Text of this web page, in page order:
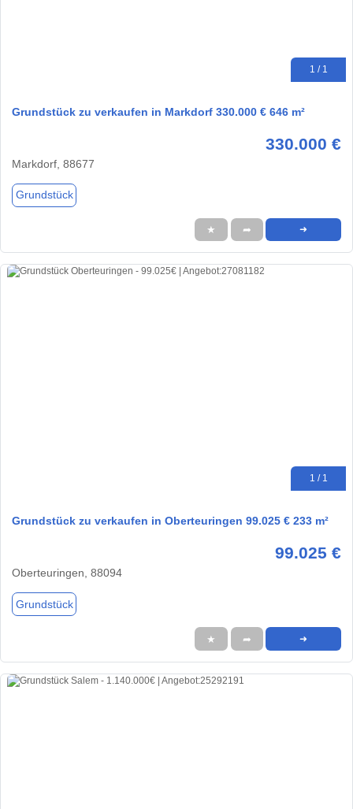
1 / 1
Grundstück zu verkaufen in Markdorf 330.000 € 646 m²
330.000 €
Markdorf, 88677
Grundstück
★ ➦ ➜
1 / 1
Grundstück zu verkaufen in Oberteuringen 99.025 € 233 m²
99.025 €
Oberteuringen, 88094
Grundstück
★ ➦ ➜